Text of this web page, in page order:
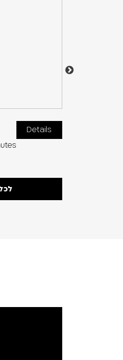
Details